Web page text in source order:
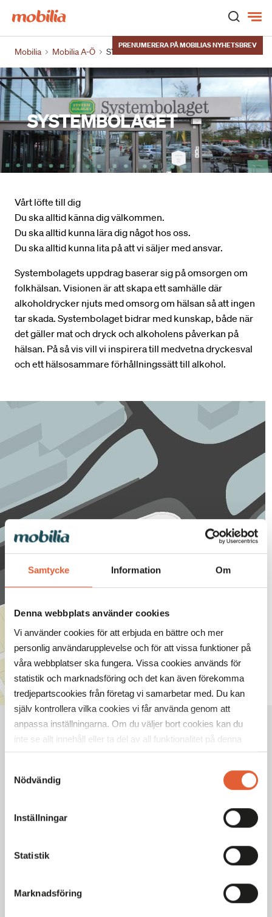
Samtycke Information Om
Denna webbplats använder cookies
Vi använder cookies för att erbjuda en bättre och mer
personlig användarupplevelse och för att vissa funktioner på
våra webbplatser ska fungera. Vissa cookies används för
statistik och marknadsföring och det kan även förekomma
tredjepartscookies från företag vi samarbetar med. Du kan
själv kontrollera vilka cookies vi får använda genom att
anpassa inställningarna. Om du väljer bort cookies kan du
inte se allt innehåll eller ta del av all funktionalitet på denna
webbplats.
Nödvändig
Inställningar
Statistik
Marknadsföring
PRENUMERERA PÅ MOBILIAS NYHETSBREV
Mobilia Mobilia A-Ö SYSTEMBOLAGET
SYSTEMBOLAGET
Mobilia
ÖPPNA KARTAN
Mån
10-19
Lör
10-15
Vårt löfte till dig
Du ska alltid känna dig välkommen.
Du ska alltid kunna lära dig något hos oss.
Du ska alltid kunna lita på att vi säljer med ansvar.
Systembolagets uppdrag baserar sig på omsorgen om
folkhälsan. Visionen är att skapa ett samhälle där
alkoholdrycker njuts med omsorg om hälsan så att ingen
tar skada. Systembolaget bidrar med kunskap, både när
det gäller mat och dryck och alkoholens påverkan på
hälsan. På så vis vill vi inspirera till medvetna dryckesval
och ett hälsosammare förhållningssätt till alkohol.